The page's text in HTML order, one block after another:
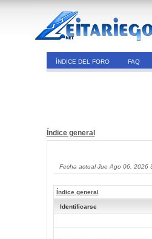
ÍNDICE DEL FORO FAQ
Índice general
Fecha actual Jue Ago 06, 2026
Índice general
Identificarse